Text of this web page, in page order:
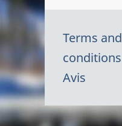
Terms and
conditions
Avis